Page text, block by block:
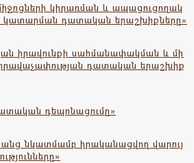
կիրառման և ապացուցողակ
կատարման դատական երաշխիքները»
իրավունքի սահմանափակման և մի
դատական երաշխիք
դեպոնացումը»
նկատմամբ իրականացվող վարույ